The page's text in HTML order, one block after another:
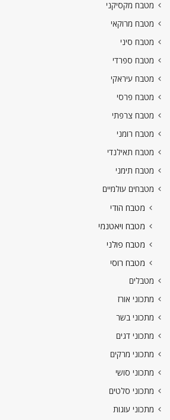
מטבח מקסיקני
מטבח מרוקאי
מטבח סיני
מטבח ספרדי
מטבח עיראקי
מטבח פרסי
מטבח צרפתי
מטבח רומני
מטבח תאילנדי
מטבח תימני
מטבחים עולמיים
מטבח הודי
מטבח ויאטנמי
מטבח פולני
מטבח רוסי
מטבלים
מתכוני אורז
מתכוני בשר
מתכוני דגים
מתכוני מרקים
מתכוני סושי
מתכוני סלטים
מתכוני עוגות